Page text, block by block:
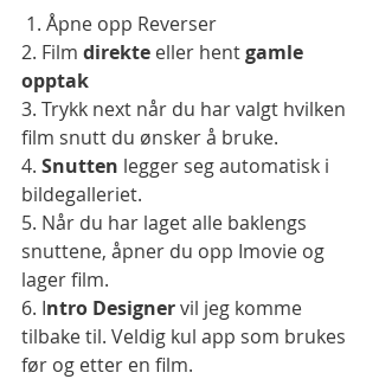
1. Åpne opp Reverser
2. Film direkte eller hent gamle
opptak
3. Trykk next når du har valgt hvilken
film snutt du ønsker å bruke.
4. Snutten legger seg automatisk i
bildegalleriet.
5. Når du har laget alle baklengs
snuttene, åpner du opp Imovie og
lager film.
6. Intro Designer vil jeg komme
tilbake til. Veldig kul app som brukes
før og etter en film.